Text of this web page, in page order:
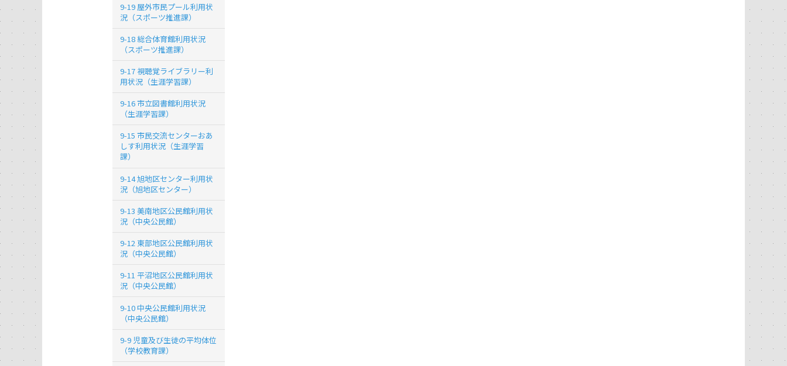
9-19 屋外市民プール利用状
況（スポーツ推進課）
9-18 総合体育館利用状況
（スポーツ推進課）
9-17 視聴覚ライブラリー利
用状況（生涯学習課）
9-16 市立図書館利用状況
（生涯学習課）
9-15 市民交流センターおあ
しす利用状況（生涯学習
課）
9-14 旭地区センター利用状
況（旭地区センター）
9-13 美南地区公民館利用状
況（中央公民館）
9-12 東部地区公民館利用状
況（中央公民館）
9-11 平沼地区公民館利用状
況（中央公民館）
9-10 中央公民館利用状況
（中央公民館）
9-9 児童及び生徒の平均体位
（学校教育課）